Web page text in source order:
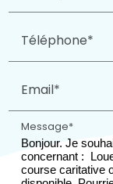
Téléphone*
Email*
Message*